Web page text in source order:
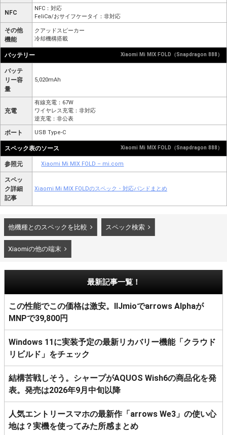
NFC
NFC：対応
FeliCa/おサイフケータイ：非対応
その他
機能
クアッドスピーカー
冷却機構搭載
バッテリー Xiaomi Mi MIX FOLD（Snapdragon 888）
バッテ
リー容
量
5,020mAh
充電
有線充電：67W
ワイヤレス充電：非対応
逆充電：非公表
ポート USB Type-C
スペック表のソース Xiaomi Mi MIX FOLD（Snapdragon 888）
参照元 Xiaomi Mi MIX FOLD – mi.com
スペッ
ク詳細
記事
Xiaomi Mi MIX FOLDのスペック・対応バンドまとめ
他機種とのスペックを比較 スペック検索
Xiaomiの他の端末
最新記事一覧！
この性能でこの価格は激安。IIJmioでarrows Alphaが
MNPで39,800円
Windows 11に実装予定の最新リカバリー機能「クラウド
リビルド」をチェック
結構苦戦しそう。シャープがAQUOS Wish6の商品化を発
表。発売は2026年9月中旬以降
人気エントリースマホの最新作「arrows We3」の使い心
地は？実機を使ってみた所感まとめ